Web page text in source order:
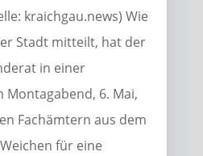
kraichgau.news) Wie
Stadt mitteilt, hat der
in einer
Montagabend, 6. Mai,
Fachämtern aus dem
für eine